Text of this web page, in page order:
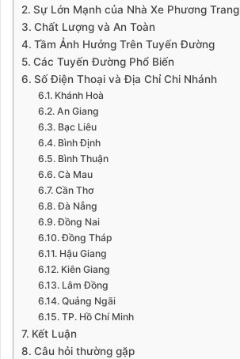
Sự Lớn Mạnh của Nhà Xe Phương Trang
Chất Lượng và An Toàn
Tầm Ảnh Hưởng Trên Tuyến Đường
Các Tuyến Đường Phổ Biến
Số Điện Thoại và Địa Chỉ Chi Nhánh
Khánh Hoà
An Giang
Bạc Liêu
Bình Định
Bình Thuận
Cà Mau
Cần Thơ
Đà Nẵng
Đồng Nai
Đồng Tháp
Hậu Giang
Kiên Giang
Lâm Đồng
Quảng Ngãi
TP. Hồ Chí Minh
Kết Luận
Câu hỏi thường gặp